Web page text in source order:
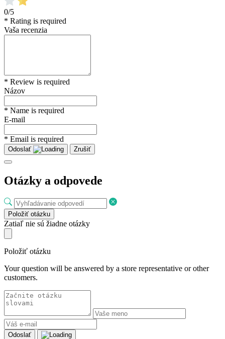
0/5
* Rating is required
Vaša recenzia
* Review is required
Názov
* Name is required
E-mail
* Email is required
Odoslať Zrušiť
Otázky a odpovede
Položiť otázku
Zatiaľ nie sú žiadne otázky
Položiť otázku
Your question will be answered by a store representative or other
customers.
Odoslať